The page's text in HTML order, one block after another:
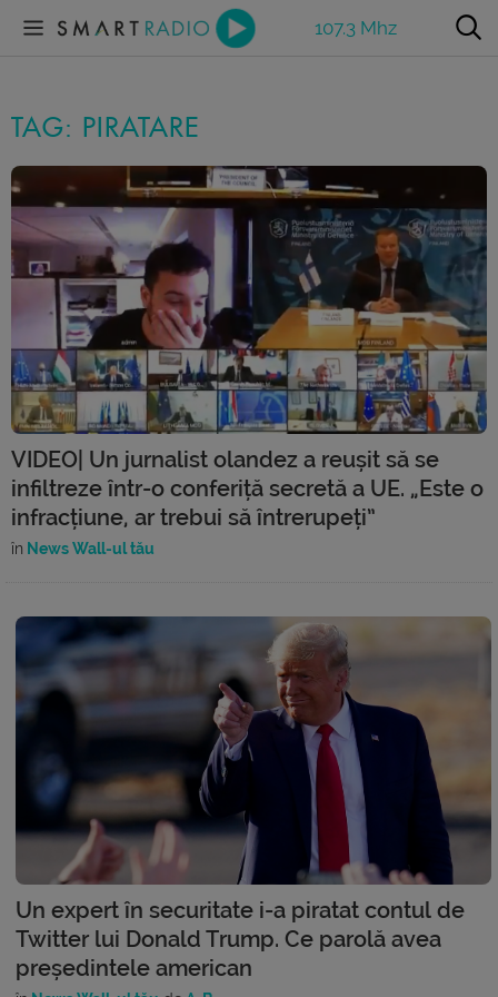
107.3 Mhz
TAG: PIRATARE
VIDEO| Un jurnalist olandez a reușit să se
infiltreze într-o conferiță secretă a UE. „Este o
infracțiune, ar trebui să întrerupeți”
în News Wall-ul tău
Un expert în securitate i-a piratat contul de
Twitter lui Donald Trump. Ce parolă avea
președintele american